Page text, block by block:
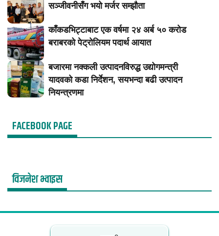
सञ्जीवनीसँग भयो मर्जर सम्झौता
काँकडभिट्टाबाट एक वर्षमा २४ अर्ब ५० करोड
बराबरको पेट्रोलियम पदार्थ आयात
बजारमा नक्कली उत्पादनविरुद्ध उद्योगमन्त्री
यादवको कडा निर्देशन, सयभन्दा बढी उत्पादन
नियन्त्रणमा
FACEBOOK PAGE
विजनेश भ्वाइस